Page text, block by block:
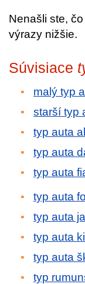
Nenašli ste,
výrazy nižšie.
Súvisiace
malý typ
starší typ
typ auta
typ auta
typ auta
typ auta
typ auta
typ auta
typ auta
typ